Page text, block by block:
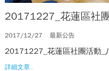
20171227_花蓮區社
2017/12/27 最新公告
20171227_花蓮區社團活動_
詳細文章..